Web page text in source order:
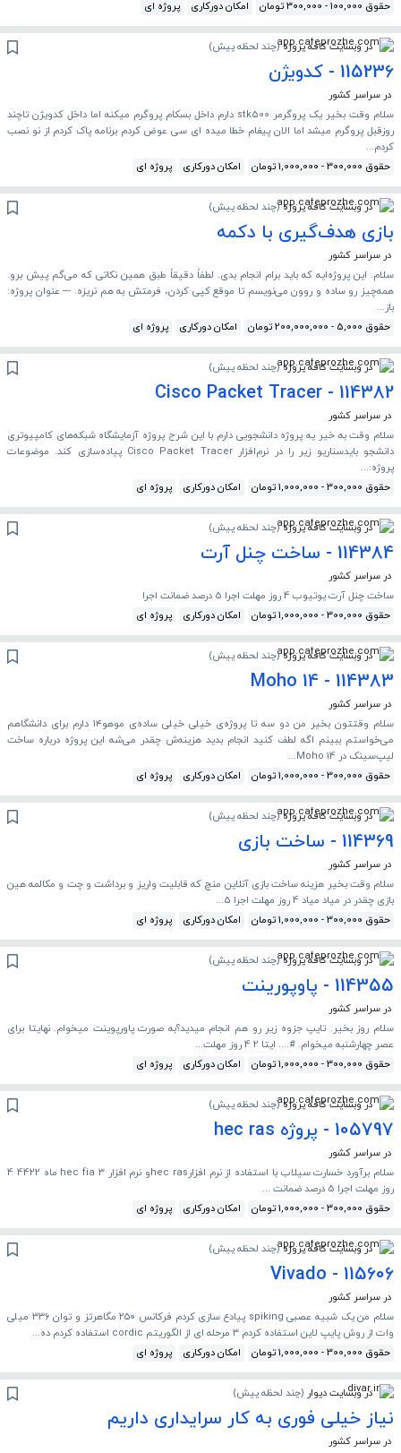
حقوق 100,000 - 300,000 تومان امکان دورکاری پروژه ای
در وبسایت کافه پروژه (چند لحظه پیش)
115236 - کدویژن
در سراسر کشور
سلام وقت بخیر یک پروگرمر stk500 دارم داخل بسکام پروگرم میکنه اما داخل کدویژن تاچند
روزقبل پروگرم میشد اما الان پیغام خطا میده ای سی عوض کردم برنامه پاک کردم از نو نصب
کردم...
حقوق 300,000 - 1,000,000 تومان
امکان دورکاری پروژه ای
در وبسایت کافه پروژه (چند لحظه پیش)
بازی هدف‌گیری با دکمه
در سراسر کشور
سلام. این پروژه‌ایه که باید برام انجام بدی. لطفاً دقیقاً طبق همین نکاتی که می‌گم پیش برو.
همه‌چیز رو ساده و روون می‌نویسم تا موقع کپی کردن، فرمتش به هم نریزه. --- عنوان پروژه:
باز...
حقوق 5,000 - 200,000,000 تومان
امکان دورکاری پروژه ای
در وبسایت کافه پروژه (چند لحظه پیش)
114382 - Cisco Packet Tracer
در سراسر کشور
سلام وقت به خیر یه پروژه دانشجویی دارم با این شرح پروژه آزمایشگاه شبکه‌های کامپیوتری
دانشجو بایدسناریو زیر را در نرم‌افزار Cisco Packet Tracer پیاده‌سازی کند. موضوعات
پروژه:...
حقوق 300,000 - 1,000,000 تومان
امکان دورکاری پروژه ای
در وبسایت کافه پروژه (چند لحظه پیش)
114384 - ساخت چنل آرت
در سراسر کشور
ساخت چنل آرت یوتیوب 4 روز مهلت اجرا 5 درصد ضمانت اجرا
حقوق 300,000 - 1,000,000 تومان
امکان دورکاری پروژه ای
در وبسایت کافه پروژه (چند لحظه پیش)
114383 - Moho 14
در سراسر کشور
سلام وقتتون بخیر من دو سه تا پروژه‌ی خیلی خیلی ساده‌ی موهو۱۴ دارم برای دانشگاهم
می‌خواستم ببینم اگه لطف کنید انجام بدید هزینه‌ش چقدر می‌شه این پروژه درباره ساخت
لیپ‌سینک در Moho 14...
حقوق 300,000 - 1,000,000 تومان
امکان دورکاری پروژه ای
در وبسایت کافه پروژه (چند لحظه پیش)
114369 - ساخت بازی
در سراسر کشور
سلام وقت بخیر هزینه ساخت بازی آنلاین منچ که قابلیت واریز و برداشت و چت و مکالمه هین
بازی چقدر در میاد میاد 4 روز مهلت اجرا 5...
حقوق 300,000 - 1,000,000 تومان
امکان دورکاری پروژه ای
در وبسایت کافه پروژه (چند لحظه پیش)
114355 - پاوپورینت
در سراسر کشور
سلام روز بخیر. تایپ جزوه زیر رو هم انجام میدید؟به صورت پاورپوینت میخوام. نهایتا برای
عصر چهارشنبه میخوام. #.... ایتا 2 4 روز مهلت...
حقوق 300,000 - 1,000,000 تومان
امکان دورکاری پروژه ای
در وبسایت کافه پروژه (چند لحظه پیش)
105797 - پروژه hec ras
در سراسر کشور
سلام برآورد خسارت سیلاب با استفاده از نرم افزارhec rasو نرم افزار hec fia 3 ماه 4422 4
روز مهلت اجرا 5 درصد ضمانت ...
حقوق 300,000 - 1,000,000 تومان
امکان دورکاری پروژه ای
در وبسایت کافه پروژه (چند لحظه پیش)
115606 - Vivado
در سراسر کشور
سلام من یک شبیه عصبی spiking پیادع سازی کردم فرکانس ۲۵۰ مگاهرتز و توان ۳۳۶ میلی
وات از روش پایپ لاین استفاده کردم ۳ مرحله ای از الگوریتم cordic استفاده کردم ده...
حقوق 300,000 - 1,000,000 تومان
امکان دورکاری پروژه ای
در وبسایت دیوار (چند لحظه پیش)
نیاز خیلی فوری به کار سرایداری داریم
در سراسر کشور